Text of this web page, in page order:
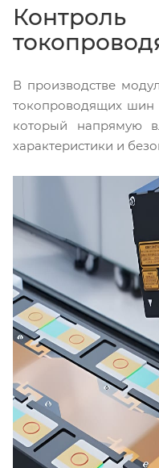
В производстве
токопроводящих шин
который напрямую
характеристики и